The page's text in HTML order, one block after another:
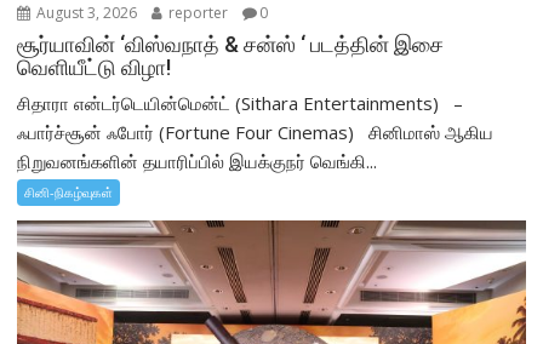
August 3, 2026 reporter 0
சூர்யாவின் ‘விஸ்வநாத் & சன்ஸ் ‘ படத்தின் இசை
வெளியீட்டு விழா!
சிதாரா என்டர்டெயின்மென்ட் (Sithara Entertainments) –
ஃபார்ச்சூன் ஃபோர் (Fortune Four Cinemas) சினிமாஸ் ஆகிய
நிறுவனங்களின் தயாரிப்பில் இயக்குநர் வெங்கி...
சினி-நிகழ்வுகள்